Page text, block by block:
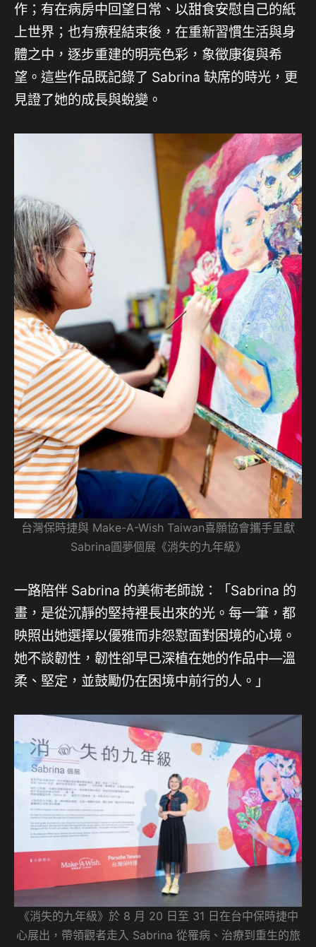
作；有在病房中回望日常、以甜食安慰自己的紙
上世界；也有療程結束後，在重新習慣生活與身
體之中，逐步重建的明亮色彩，象徵康復與希
望。這些作品既記錄了 Sabrina 缺席的時光，更
見證了她的成長與蛻變。
台灣保時捷與 Make-A-Wish Taiwan喜願協會攜手呈獻
Sabrina圓夢個展《消失的九年級》
一路陪伴 Sabrina 的美術老師說：「Sabrina 的
畫，是從沉靜的堅持裡長出來的光。每一筆，都
映照出她選擇以優雅而非怨懟面對困境的心境。
她不談韌性，韌性卻早已深植在她的作品中—溫
柔、堅定，並鼓勵仍在困境中前行的人。」
《消失的九年級》於 8 月 20 日至 31 日在台中保時捷中
心展出，帶領觀者走入 Sabrina 從罹病、治療到重生的旅